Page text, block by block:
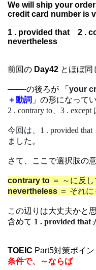
We will ship your
credit card number is
1 . provided that 2 .
nevertheless
前回の Day42 とほぼ同
——-の後ろが 「 your
＋動詞 」の形になって
2 . contrary to、3 . except
今回は、1 . provided that
ました。
さて、ここで選択肢の
contrary to ＝
～に反し
nevertheless ＝ それ
この辺りは大丈夫かと
含めて 1 . provided that
TOEIC Part5対策ポイン
条件で、～ならば